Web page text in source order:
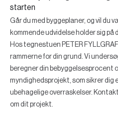
starten
Går du med byggeplaner, og vil du
kommende udvidelse holder sig
Hos tegnestuen PETER
rammerne for din grund. Vi
beregner din bebyggelsesprocent
myndighedsprojekt, som sikrer dig
ubehagelige overraskelser.
om dit projekt.